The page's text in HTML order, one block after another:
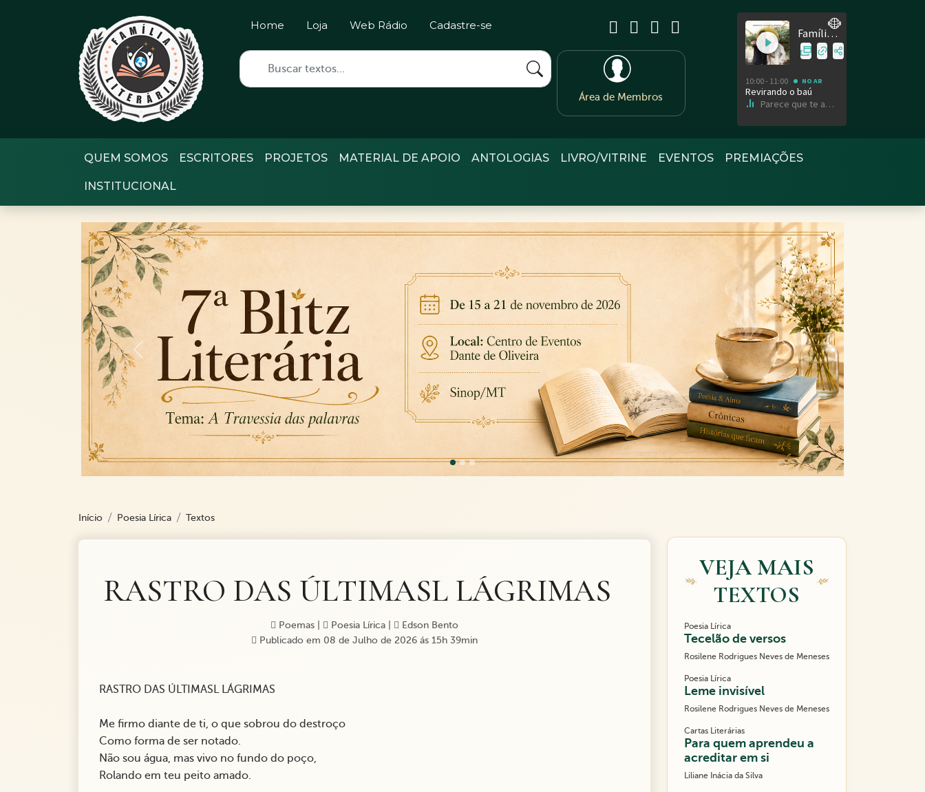
Home Loja Web Rádio Cadastre-se
Área de Membros
QUEM SOMOS ESCRITORES PROJETOS MATERIAL DE APOIO ANTOLOGIAS LIVRO/VITRINE EVENTOS PREMIAÇÕES
INSTITUCIONAL
Previous Next
Início Poesia Lírica Textos
RASTRO DAS ÚLTIMASL LÁGRIMAS
Poemas Poesia Lírica
Edson Bento
Publicado em 08 de Julho de 2026 ás 15h 39min
RASTRO DAS ÚLTIMASL LÁGRIMAS
Me firmo diante de ti, o que sobrou do destroço
Como forma de ser notado.
Não sou água, mas vivo no fundo do poço,
Rolando em teu peito amado.
VEJA MAIS
TEXTOS
Poesia Lírica
Tecelão de versos
Rosilene Rodrigues Neves de Meneses
Poesia Lírica
Leme invisível
Rosilene Rodrigues Neves de Meneses
Cartas Literárias
Para quem aprendeu a
acreditar em si
Liliane Inácia da Silva